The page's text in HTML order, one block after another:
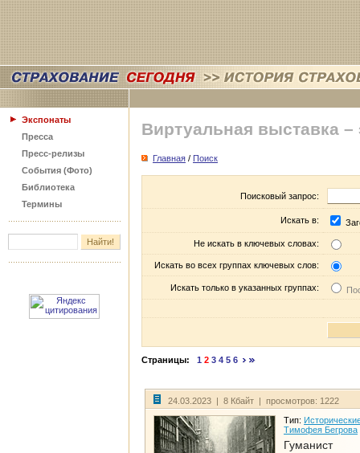
Экспонаты
Пресса
Пресс-релизы
События (Фото)
Библиотека
Термины
Виртуальная выставка –
Главная / Поиск
Поисковый запрос:
Искать в:
Не искать в ключевых словах:
Искать во всех группах ключевых слов:
Искать только в указанных группах:
Страницы: 1 2 3 4 5 6
24.03.2023 | 8 Кбайт | просмотров: 1222
Тип:
Тимофея Бегрова
Гуманист